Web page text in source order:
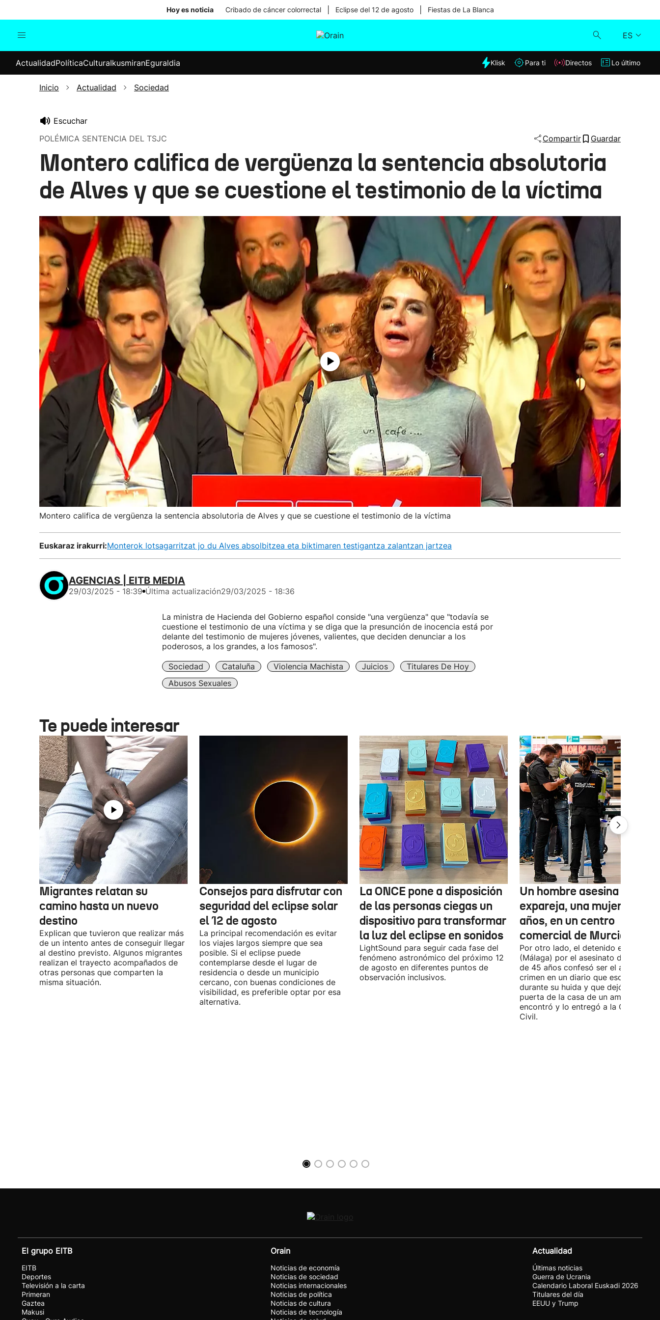
Hoy es noticia Cribado de cáncer colorrectal Eclipse del 12 de agosto Fiestas de La Blanca
ES
Internacional
Elecciones
Klisk
Lo último
ActualidadPolíticaCulturaIkusmiranEguraldia Klisk Para ti Directos Lo último
Inicio Actualidad Sociedad
Escuchar
POLÉMICA SENTENCIA DEL TSJC
Compartir Guardar
Montero califica de vergüenza la sentencia absolutoria
de Alves y que se cuestione el testimonio de la víctima
Montero califica de vergüenza la sentencia absolutoria de Alves y que se cuestione el testimonio de la víctima
Euskaraz irakurri:Monterok lotsagarritzat jo du Alves absolbitzea eta biktimaren testigantza zalantzan jartzea
AGENCIAS | EITB MEDIA
29/03/2025 - 18:39 Última actualización29/03/2025 - 18:36
La ministra de Hacienda del Gobierno español conside "una vergüenza" que "todavía se
cuestione el testimonio de una víctima y se diga que la presunción de inocencia está por
delante del testimonio de mujeres jóvenes, valientes, que deciden denunciar a los
poderosos, a los grandes, a los famosos".
Sociedad Cataluña Violencia Machista Juicios
Titulares De Hoy
Abusos Sexuales
Te puede interesar
Migrantes relatan su
camino hasta un nuevo
destino
Explican que tuvieron que realizar más
de un intento antes de conseguir llegar
al destino previsto. Algunos migrantes
realizan el trayecto acompañados de
otras personas que comparten la
misma situación.
Consejos para disfrutar con
seguridad del eclipse solar
el 12 de agosto
La principal recomendación es evitar
los viajes largos siempre que sea
posible. Si el eclipse puede
contemplarse desde el lugar de
residencia o desde un municipio
cercano, con buenas condiciones de
visibilidad, es preferible optar por esa
alternativa.
La ONCE pone a disposición
de las personas ciegas un
dispositivo para transformar
la luz del eclipse en sonidos
LightSound para seguir cada fase del
fenómeno astronómico del próximo 12
de agosto en diferentes puntos de
observación inclusivos.
Un hombre asesina a su
expareja, una mujer de 44
años, en un centro
comercial de Murcia
Por otro lado, el detenido en
(Málaga) por el asesinato de una
de 45 años confesó ser el autor del
crimen en un diario que escribió
durante su huida y que dejó en la
puerta de la casa de un amigo. Este
encontró y lo entregó a la Guardia
Civil.
El grupo EITB
EITB
Deportes
Televisión a la carta
Primeran
Gaztea
Makusi
Orain
Noticias de economía
Noticias de sociedad
Noticias internacionales
Noticias de política
Noticias de cultura
Noticias de tecnología
Actualidad
Últimas noticias
Guerra de Ucrania
Calendario Laboral Euskadi 2026
Titulares del día
EEUU y Trump